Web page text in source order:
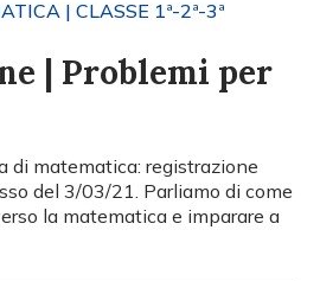
| CLASSE 1ª-2ª-3ª
| Problemi per
di matematica: registrazione
del 3/03/21. Parliamo di come
la matematica e imparare a